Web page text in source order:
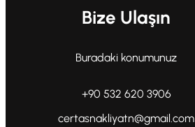
Bize Ulaşın
Buradaki konumunuz
+90 532 620 3906
certasnakliyatn@gmail.com